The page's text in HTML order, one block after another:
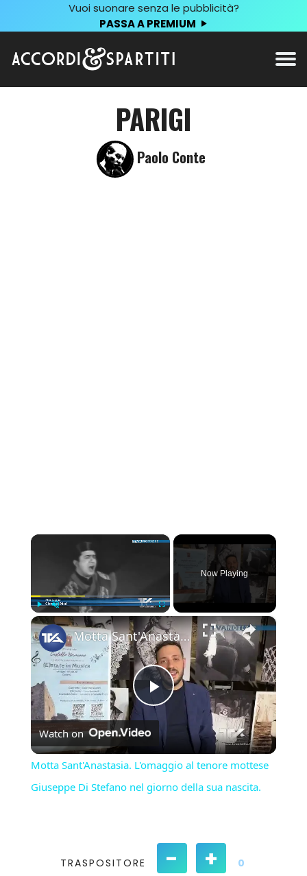
Vuoi suonare senza le pubblicità?
PASSA A PREMIUM
PARIGI
Paolo Conte
×
Play Unmute Fullscreen
Now Playing
×
Play
Video
Motta Sant'Anastasia. L'omaggio al tenore mottese Giuseppe Di Stefano nel giorno della sua nascita.
Watch on
Motta Sant'Anastasia. L'omaggio al tenore mottese
Giuseppe Di Stefano nel giorno della sua nascita.
TRASPOSITORE - + 0